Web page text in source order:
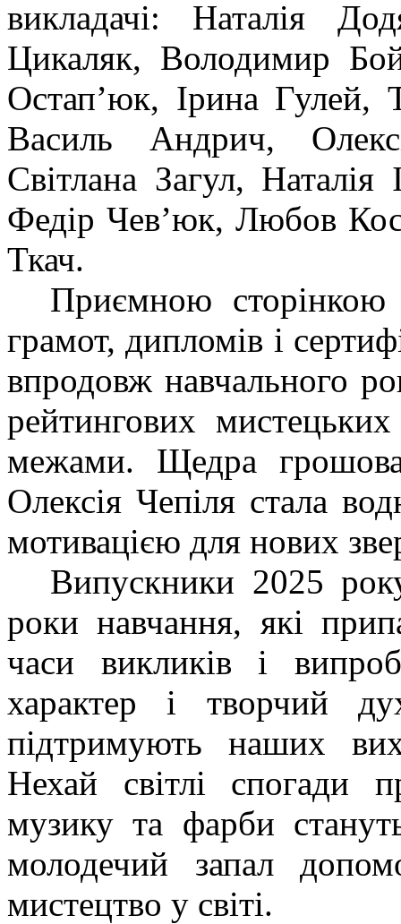
викладачі: Наталія
Цикаляк, Володимир
Остап’юк, Ірина
Василь Андрич,
Світлана Загул, Наталія
Федір Чев’юк, Любов
Ткач.
Приємною сторінкою
грамот, дипломів і
впродовж навчального
рейтингових
межами. Щедра грошова
Олексія Чепіля стала
мотивацією для нових
Випускники 2025
роки навчання, які
часи викликів і
характер і творчий
підтримують наших
Нехай світлі спогади
музику та фарби
молодечий запал
мистецтво у світі.